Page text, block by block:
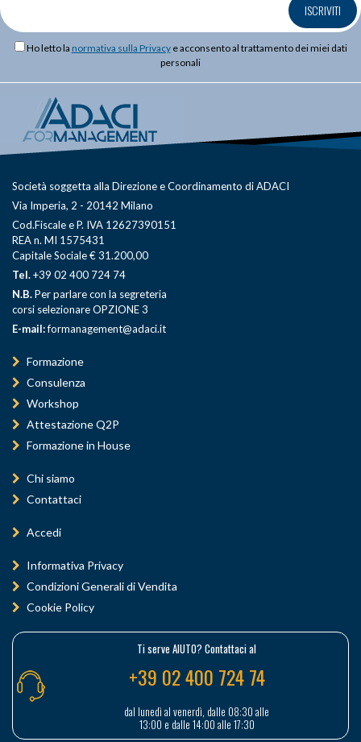
ISCRIVITI
Ho letto la normativa sulla Privacye acconsento al trattamento dei miei dati
personali
Società soggetta alla Direzione e Coordinamento di ADACI
Via Imperia, 2 - 20142 Milano
Cod.Fiscale e P. IVA 12627390151
REA n. MI 1575431
Capitale Sociale € 31.200,00
Tel.+39 02 400 724 74
N.B.Per parlare con la segreteria
corsi selezionare OPZIONE 3
E-mail:formanagement@adaci.it
Formazione
Consulenza
Workshop
Attestazione Q2P
Formazione in House
Chi siamo
Contattaci
Accedi
Informativa Privacy
Condizioni Generali di Vendita
Cookie Policy
Ti serve AIUTO? Contattaci al
+39 02 400 724 74
dal lunedì al venerdì, dalle 08:30 alle
13:00 e dalle 14:00 alle 17:30